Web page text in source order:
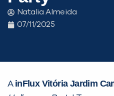
Natalia Almeida
07/11/2025
A inFlux Vitória Jardim